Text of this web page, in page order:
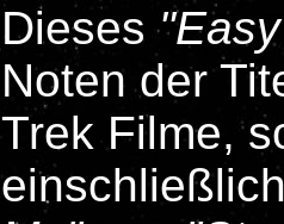
Dieses
Noten der
Trek Filme,